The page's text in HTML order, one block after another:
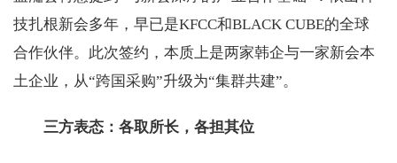
技扎根新会多年，早已是KFCC和BLACK CUBE的全球
合作伙伴。此次签约，本质上是两家韩企与一家新会本
土企业，从“跨国采购”升级为“集群共建”。
三方表态：各取所长，各担其位